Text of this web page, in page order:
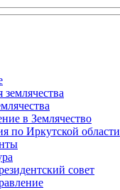
землячества
в Землячество
по Иркутской области
совет